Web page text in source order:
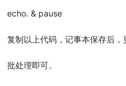
echo. & pause
复制以上代码，记事本保存后
批处理即可。